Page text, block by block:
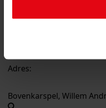
Adres:
Bovenkarspel, Willem